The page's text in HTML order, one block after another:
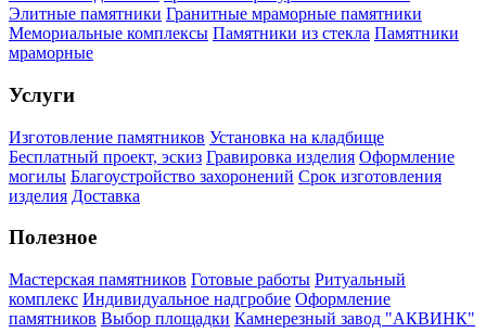
Элитные памятники Гранитные мраморные памятники
Мемориальные комплексы Памятники из стекла Памятники
мраморные
Услуги
Изготовление памятников Установка на кладбище
Бесплатный проект, эскиз Гравировка изделия Оформление
могилы Благоустройство захоронений Срок изготовления
изделия Доставка
Полезное
Мастерская памятников Готовые работы Ритуальный
комплекс Индивидуальное надгробие Оформление
памятников Выбор площадки Камнерезный завод "АКВИНК"